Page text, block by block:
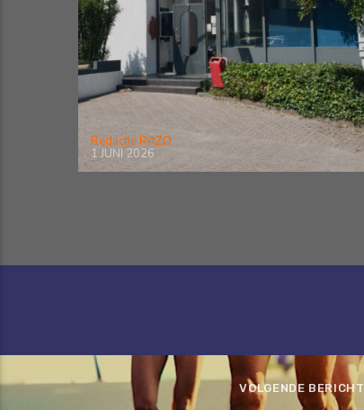
Redactie RAZO
1 JUNI 2026
VOLGENDE BERICHT